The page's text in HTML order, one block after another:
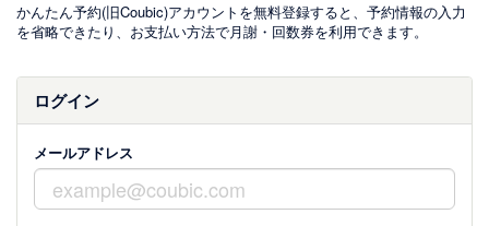
かんたん予約(旧Coubic)アカウントを無料登録すると、予約情報の入力
を省略できたり、お支払い方法で月謝・回数券を利用できます。
ログイン
メールアドレス